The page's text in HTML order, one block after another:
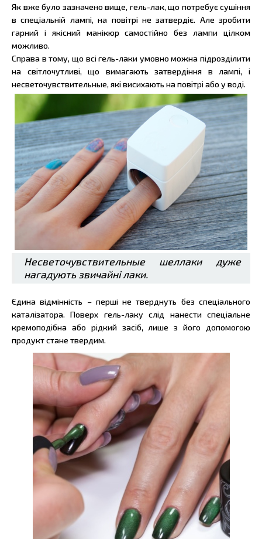
Як вже було зазначено вище, гель-лак, що потребує сушіння
в спеціальній лампі, на повітрі не затвердіє. Але зробити
гарний і якісний манікюр самостійно без лампи цілком
можливо.
Справа в тому, що всі гель-лаки умовно можна підрозділити
на світлочутливі, що вимагають затвердіння в лампі, і
несветочувствительные, які висихають на повітрі або у воді.
Несветочувствительные шеллаки дуже
нагадують звичайні лаки.
Єдина відмінність – перші не тверднуть без спеціального
каталізатора. Поверх гель-лаку слід нанести спеціальне
кремоподібна або рідкий засіб, лише з його допомогою
продукт стане твердим.